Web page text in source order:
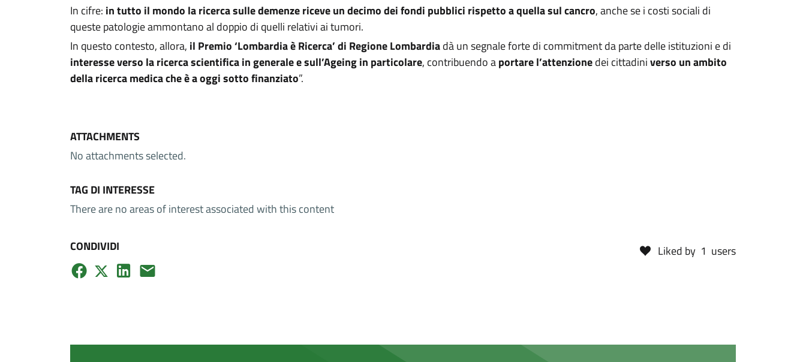
In cifre: in tutto il mondo la ricerca sulle demenze riceve un decimo dei fondi pubblici rispetto a quella sul cancro, anche se i costi sociali di
queste patologie ammontano al doppio di quelli relativi ai tumori.
In questo contesto, allora, il Premio ‘Lombardia è Ricerca’ di Regione Lombardiadà un segnale forte di commitment da parte delle istituzioni e di
interesse verso la ricerca scientifica in generale e sull’Ageing in particolare, contribuendo aportare l’attenzionedei cittadiniverso un ambito
della ricerca medica che è a oggi sotto finanziato”.
ATTACHMENTS
No attachments selected.
TAG DI INTERESSE
There are no areas of interest associated with this content
CONDIVIDI Liked by 1 users